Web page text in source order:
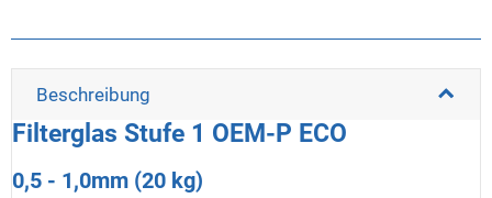
Beschreibung
Filterglas Stufe 1 OEM-P ECO
0,5 - 1,0mm (20 kg)